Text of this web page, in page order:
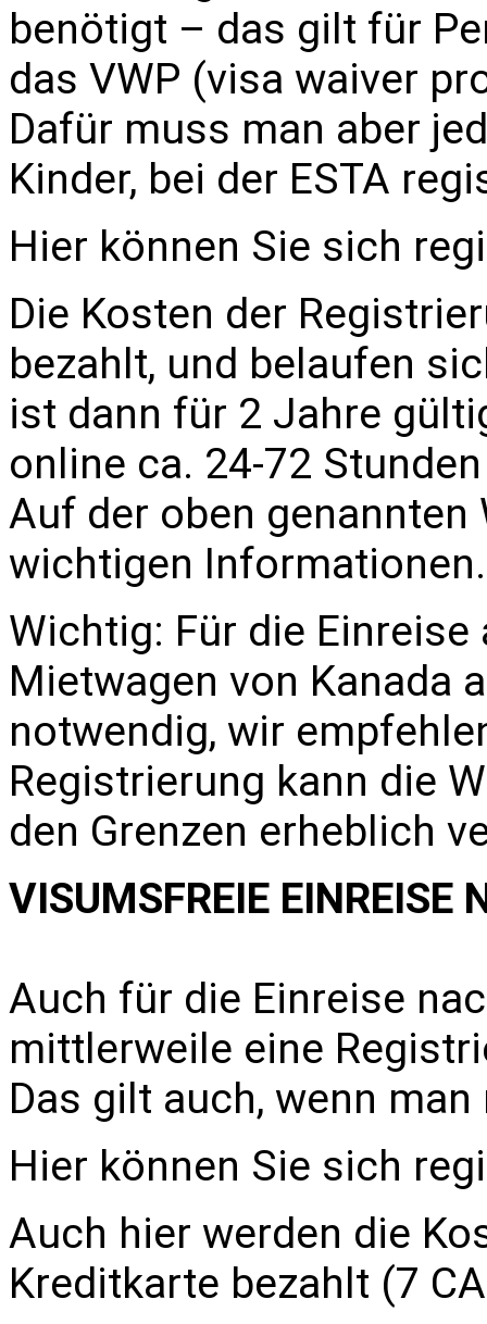
benötigt – das gilt für
das VWP (visa waiver
Dafür muss man aber
Kinder, bei der ESTA
Hier können Sie sich
Die Kosten der
bezahlt, und belaufen
ist dann für 2 Jahre
online ca. 24-72
Auf der oben genannten
wichtigen Informationen.
Wichtig: Für die
Mietwagen von Kanada
notwendig, wir
Registrierung kann die
den Grenzen erheblich
VISUMSFREIE EINREISE
Auch für die Einreise
mittlerweile eine
Das gilt auch, wenn
Hier können Sie sich
Auch hier werden die
Kreditkarte bezahlt (7